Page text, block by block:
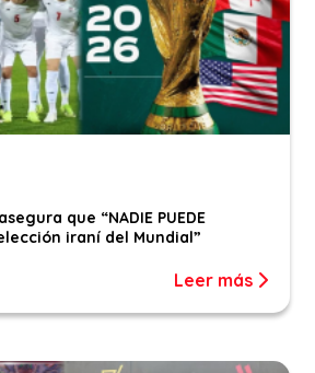
que “NADIE PUEDE
iraní del Mundial”
Leer más